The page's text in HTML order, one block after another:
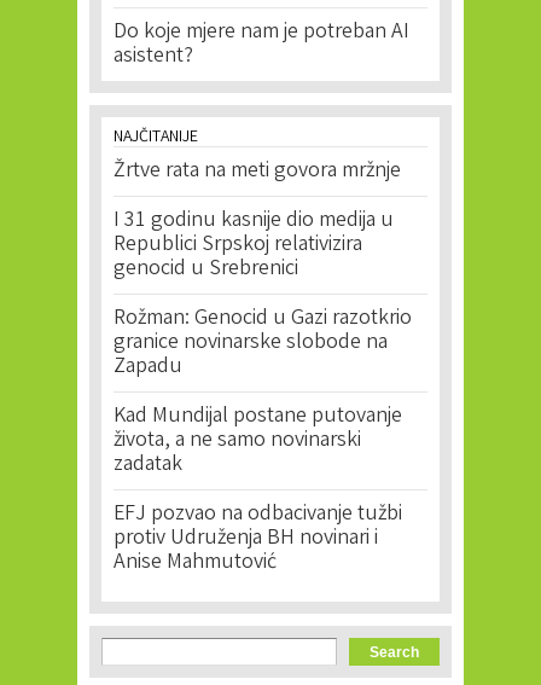
Do koje mjere nam je potreban AI
asistent?
NAJČITANIJE
Žrtve rata na meti govora mržnje
I 31 godinu kasnije dio medija u
Republici Srpskoj relativizira
genocid u Srebrenici
Rožman: Genocid u Gazi razotkrio
granice novinarske slobode na
Zapadu
Kad Mundijal postane putovanje
života, a ne samo novinarski
zadatak
EFJ pozvao na odbacivanje tužbi
protiv Udruženja BH novinari i
Anise Mahmutović
Search form
Search